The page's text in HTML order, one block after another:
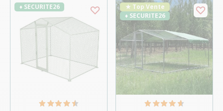
♦ SECURITE26
★ Top Vente
♦ SECURITE26